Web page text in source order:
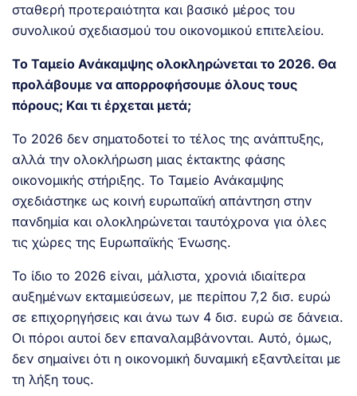
σταθερή προτεραιότητα και βασικό μέρος του
συνολικού σχεδιασμού του οικονομικού επιτελείου.
Το Ταμείο Ανάκαμψης ολοκληρώνεται το 2026. Θα
προλάβουμε να απορροφήσουμε όλους τους
πόρους; Και τι έρχεται μετά;
Το 2026 δεν σηματοδοτεί το τέλος της ανάπτυξης,
αλλά την ολοκλήρωση μιας έκτακτης φάσης
οικονομικής στήριξης. Το Ταμείο Ανάκαμψης
σχεδιάστηκε ως κοινή ευρωπαϊκή απάντηση στην
πανδημία και ολοκληρώνεται ταυτόχρονα για όλες
τις χώρες της Ευρωπαϊκής Ένωσης.
Το ίδιο το 2026 είναι, μάλιστα, χρονιά ιδιαίτερα
αυξημένων εκταμιεύσεων, με περίπου 7,2 δισ. ευρώ
σε επιχορηγήσεις και άνω των 4 δισ. ευρώ σε δάνεια.
Οι πόροι αυτοί δεν επαναλαμβάνονται. Αυτό, όμως,
δεν σημαίνει ότι η οικονομική δυναμική εξαντλείται με
τη λήξη τους.